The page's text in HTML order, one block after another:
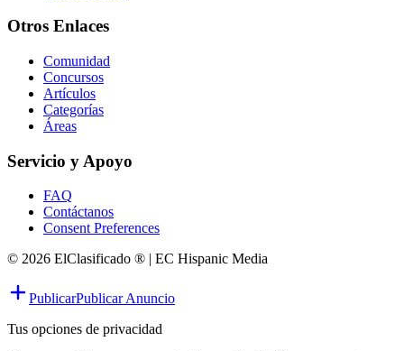
Otros Enlaces
Comunidad
Concursos
Artículos
Categorías
Áreas
Servicio y Apoyo
FAQ
Contáctanos
Consent Preferences
© 2026 ElClasificado ® | EC Hispanic Media
PublicarPublicar Anuncio
Tus opciones de privacidad